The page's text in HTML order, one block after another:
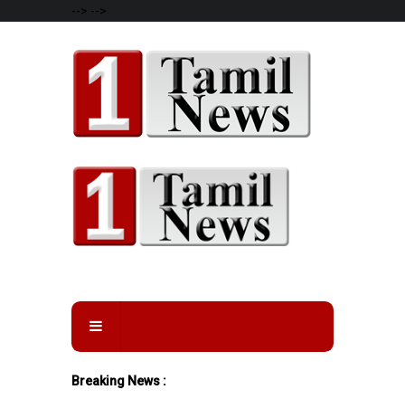
--> -->
Breaking News :